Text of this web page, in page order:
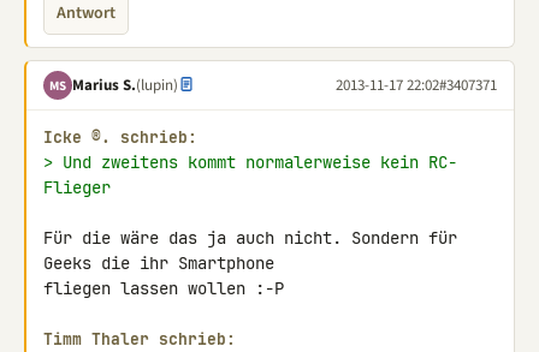
Antwort
MS Marius S.(lupin) 2013-11-17 22:02#3407371
Icke ®. schrieb:
> Und zweitens kommt normalerweise kein RC-
Flieger
Für die wäre das ja auch nicht. Sondern für
Geeks die ihr Smartphone
fliegen lassen wollen :-P
Timm Thaler schrieb: